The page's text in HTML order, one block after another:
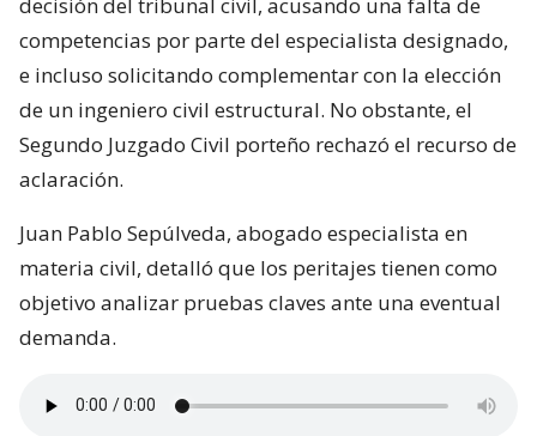
competencias por parte del especialista designado,
e incluso solicitando complementar con la elección
de un ingeniero civil estructural. No obstante, el
Segundo Juzgado Civil porteño rechazó el recurso de
aclaración.
Juan Pablo Sepúlveda, abogado especialista en
materia civil, detalló que los peritajes tienen como
objetivo analizar pruebas claves ante una eventual
demanda.